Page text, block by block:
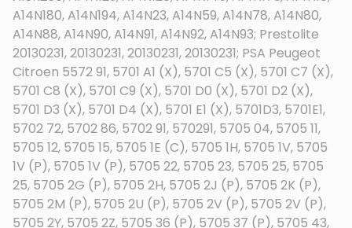
A14N180, A14N194, A14N23, A14N59, A14N78, A14N80,
A14N88, A14N90, A14N91, A14N92, A14N93; Prestolite
20130231, 20130231, 20130231, 20130231; PSA Peugeot
Citroen 5572 91, 5701 A1 (X), 5701 C5 (X), 5701 C7 (X),
5701 C8 (X), 5701 C9 (X), 5701 D0 (X), 5701 D2 (X),
5701 D3 (X), 5701 D4 (X), 5701 E1 (X), 5701D3, 5701E1,
5702 72, 5702 86, 5702 91, 570291, 5705 04, 5705 11,
5705 12, 5705 15, 5705 1E (C), 5705 1H, 5705 1V, 5705
1V (P), 5705 1V (P), 5705 22, 5705 23, 5705 25, 5705
25, 5705 2G (P), 5705 2H, 5705 2J (P), 5705 2K (P),
5705 2M (P), 5705 2U (P), 5705 2V (P), 5705 2V (P),
5705 2Y, 5705 2Z, 5705 36 (P), 5705 37 (P), 5705 43,